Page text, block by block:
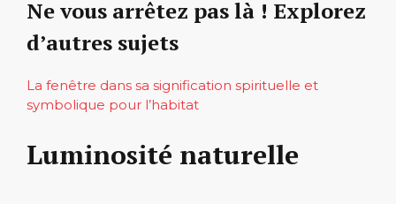
Ne vous arrêtez pas là ! Explorez
d’autres sujets
La fenêtre dans sa signification spirituelle et
symbolique pour l’habitat
Luminosité naturelle